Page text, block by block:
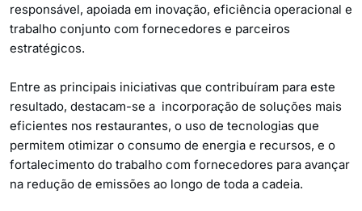
responsável, apoiada em inovação, eficiência operacional e
trabalho conjunto com fornecedores e parceiros
estratégicos.
Entre as principais iniciativas que contribuíram para este
resultado, destacam-se a incorporação de soluções mais
eficientes nos restaurantes, o uso de tecnologias que
permitem otimizar o consumo de energia e recursos, e o
fortalecimento do trabalho com fornecedores para avançar
na redução de emissões ao longo de toda a cadeia.